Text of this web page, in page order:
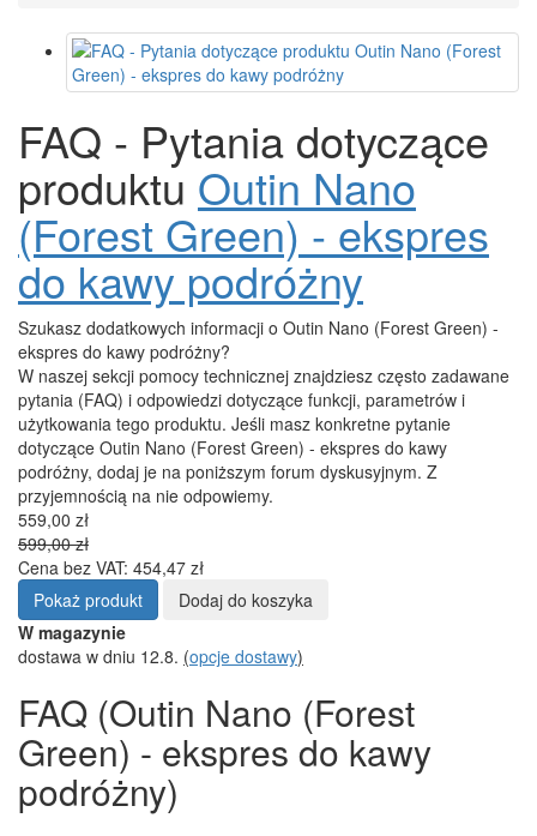
FAQ - Pytania dotyczące
produktu Outin Nano
(Forest Green) - ekspres
do kawy podróżny
Szukasz dodatkowych informacji o Outin Nano (Forest Green) -
ekspres do kawy podróżny?
W naszej sekcji pomocy technicznej znajdziesz często zadawane
pytania (FAQ) i odpowiedzi dotyczące funkcji, parametrów i
użytkowania tego produktu. Jeśli masz konkretne pytanie
dotyczące Outin Nano (Forest Green) - ekspres do kawy
podróżny, dodaj je na poniższym forum dyskusyjnym. Z
przyjemnością na nie odpowiemy.
559,00 zł
599,00 zł
Cena bez VAT: 454,47 zł
Pokaż produkt
Dodaj do koszyka
W magazynie
dostawa w dniu 12.8. (opcje dostawy)
FAQ (Outin Nano (Forest
Green) - ekspres do kawy
podróżny)